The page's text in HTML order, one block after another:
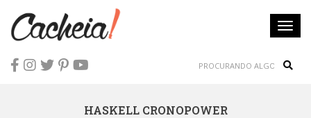
HASKELL CRONOPOWER